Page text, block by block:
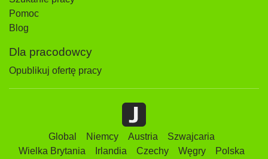
Pomoc
Blog
Dla pracodowcy
Opublikuj ofertę pracy
Global Niemcy Austria
Szwajcaria
Wielka Brytania
Irlandia Czechy Węgry
Polska